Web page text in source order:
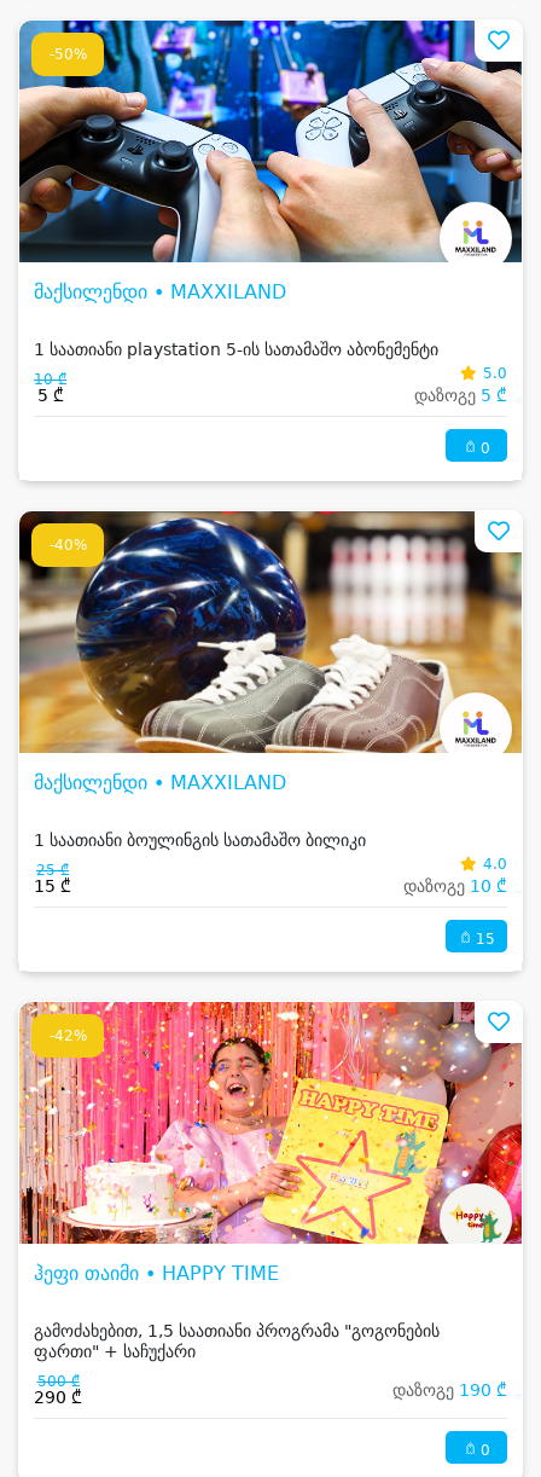
-50%
მაქსილენდი • MAXXILAND
1 საათიანი playstation 5-ის სათამაშო აბონემენტი
10 ₾
5 ₾
5.0
დაზოგე 5 ₾
0
-40%
მაქსილენდი • MAXXILAND
1 საათიანი ბოულინგის სათამაშო ბილიკი
25 ₾
15 ₾
4.0
დაზოგე 10 ₾
15
-42%
ჰეფი თაიმი • HAPPY TIME
გამოძახებით, 1,5 საათიანი პროგრამა "გოგონების
ფართი" + საჩუქარი
500 ₾
290 ₾ დაზოგე 190 ₾
0